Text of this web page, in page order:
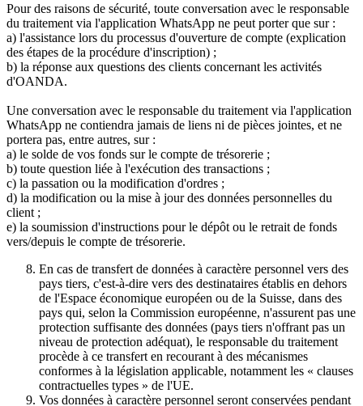
Pour des raisons de sécurité, toute conversation avec le responsable
du traitement via l'application WhatsApp ne peut porter que sur :
a) l'assistance lors du processus d'ouverture de compte (explication
des étapes de la procédure d'inscription) ;
b) la réponse aux questions des clients concernant les activités
d'OANDA.
Une conversation avec le responsable du traitement via l'application
WhatsApp ne contiendra jamais de liens ni de pièces jointes, et ne
portera pas, entre autres, sur :
a) le solde de vos fonds sur le compte de trésorerie ;
b) toute question liée à l'exécution des transactions ;
c) la passation ou la modification d'ordres ;
d) la modification ou la mise à jour des données personnelles du
client ;
e) la soumission d'instructions pour le dépôt ou le retrait de fonds
vers/depuis le compte de trésorerie.
En cas de transfert de données à caractère personnel vers des
pays tiers, c'est-à-dire vers des destinataires établis en dehors
de l'Espace économique européen ou de la Suisse, dans des
pays qui, selon la Commission européenne, n'assurent pas une
protection suffisante des données (pays tiers n'offrant pas un
niveau de protection adéquat), le responsable du traitement
procède à ce transfert en recourant à des mécanismes
conformes à la législation applicable, notamment les « clauses
contractuelles types » de l'UE.
Vos données à caractère personnel seront conservées pendant